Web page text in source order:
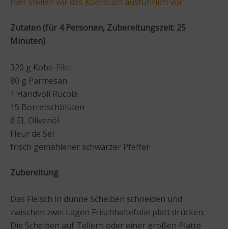
Zutaten (für 4 Personen, Zubereitungszeit: 25
Minuten)
320 g Kobe-Filet
80 g Parmesan
1 Handvoll Rucola
15 Borretschblüten
6 EL Olivenöl
Fleur de Sel
frisch gemahlener schwarzer Pfeffer
Zubereitung
Das Fleisch in dünne Scheiben schneiden und
zwischen zwei Lagen Frischhaltefolie platt drücken.
Die Scheiben auf Tellern oder einer großen Platte